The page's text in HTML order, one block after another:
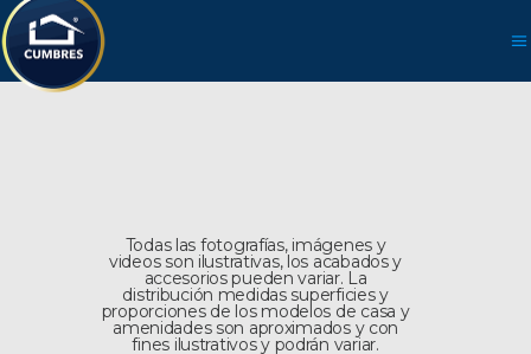
Todas las fotografías, imágenes y
videos son ilustrativas, los acabados y
accesorios pueden variar. La
distribución medidas superficies y
proporciones de los modelos de casa y
amenidades son aproximados y con
fines ilustrativos y podrán variar.